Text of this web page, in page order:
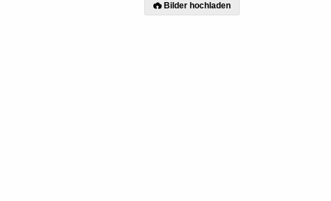
Bilder hochladen